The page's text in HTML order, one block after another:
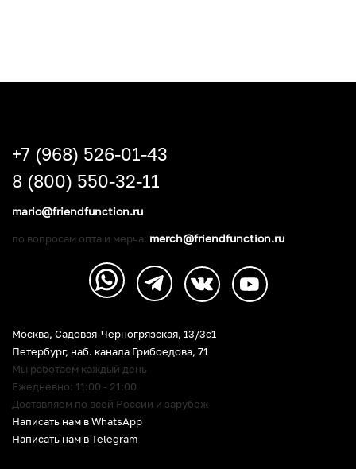
Москва, Садовая-Черногрязская, 13/3c1
Петербург, наб. канала Грибоедова, 71
Мы работаем каждый день
Ежедневно: 11:00 - 21:00
Доставляем по всей России и зарубеж
Написать нам в WhatsApp
Написать нам в Telegram
+7 (968) 526-01-43
8 (800) 550-32-11
mario@friendfunction.ru
по вопросам опта и мерча: merch@friendfunction.ru